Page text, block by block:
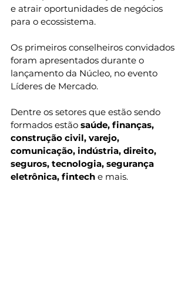
e atrair oportunidades de negócios
para o ecossistema.
Os primeiros conselheiros convidados
foram apresentados durante o
lançamento da Núcleo, no evento
Líderes de Mercado.
Dentre os setores que estão sendo
formados estão saúde, finanças,
construção civil, varejo,
comunicação, indústria, direito,
seguros, tecnologia, segurança
eletrônica, fintech e mais.